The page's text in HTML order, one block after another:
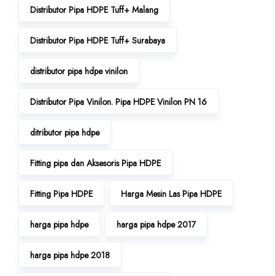
Distributor Pipa HDPE Tuff+ Malang
Distributor Pipa HDPE Tuff+ Surabaya
distributor pipa hdpe vinilon
Distributor Pipa Vinilon. Pipa HDPE Vinilon PN 16
ditributor pipa hdpe
Fitting pipa dan Aksesoris Pipa HDPE
Fitting Pipa HDPE Harga Mesin Las Pipa HDPE
harga pipa hdpe harga pipa hdpe 2017
harga pipa hdpe 2018